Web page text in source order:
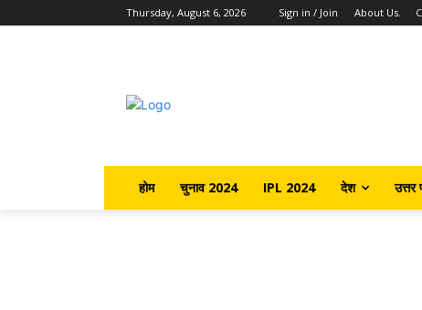
Thursday, August 6, 2026 Sign in / Join About Us.
होम चुनाव 2024 IPL 2024 देश उत्तर